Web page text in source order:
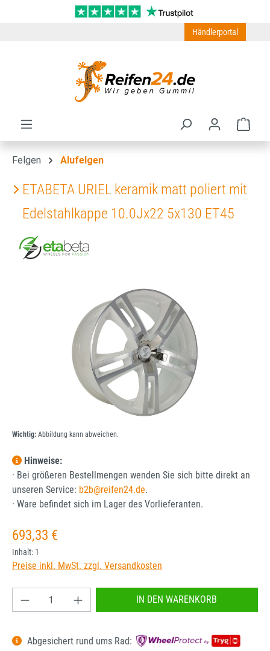
Zum Hauptinhalt springen
Händlerportal
Felgen Alufelgen
ETABETA URIEL keramik matt poliert mit
Edelstahlkappe 10.0Jx22 5x130 ET45
Wichtig: Abbildung kann abweichen.
Hinweise:
· Bei größeren Bestellmengen wenden Sie sich bitte direkt an
unseren Service: b2b@reifen24.de.
· Ware befindet sich im Lager des Vorlieferanten.
Regulärer Preis:
693,33 €
Inhalt: 1
Preise inkl. MwSt. zzgl. Versandkosten
Produkt Anzahl: Gib den gewünschten Wert
IN DEN WARENKORB
Abgesichert rund ums Rad: